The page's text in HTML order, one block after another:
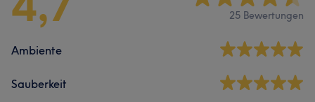
25 Bewertungen
Ambiente
Sauberkeit